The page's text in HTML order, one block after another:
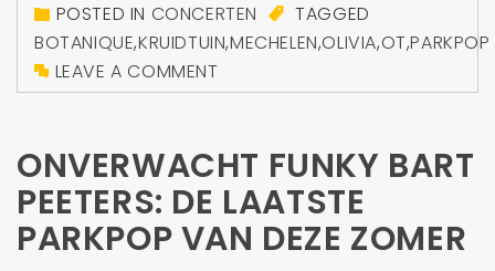
POSTED IN CONCERTEN
TAGGED
BOTANIQUE,KRUIDTUIN,MECHELEN,OLIVIA,OT,PARKPOP
LEAVE A COMMENT
ONVERWACHT FUNKY BART
PEETERS: DE LAATSTE
PARKPOP VAN DEZE ZOMER